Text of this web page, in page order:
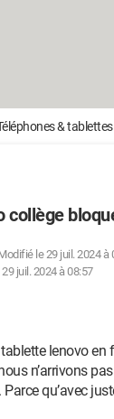
&
collège
le 29 juil. 2024 à
29 juil. 2024 à 08:57
lenovo en
n’arrivons
Parce qu’avec